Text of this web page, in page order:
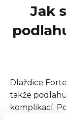
Jak
Dlaždice
takže
komplikací.